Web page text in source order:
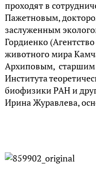
проходят в
Пажетновым,
заслуженным
Гордиенко
животного мира
Архиповым,
Института
биофизики РАН и
Ирина Журавлева,